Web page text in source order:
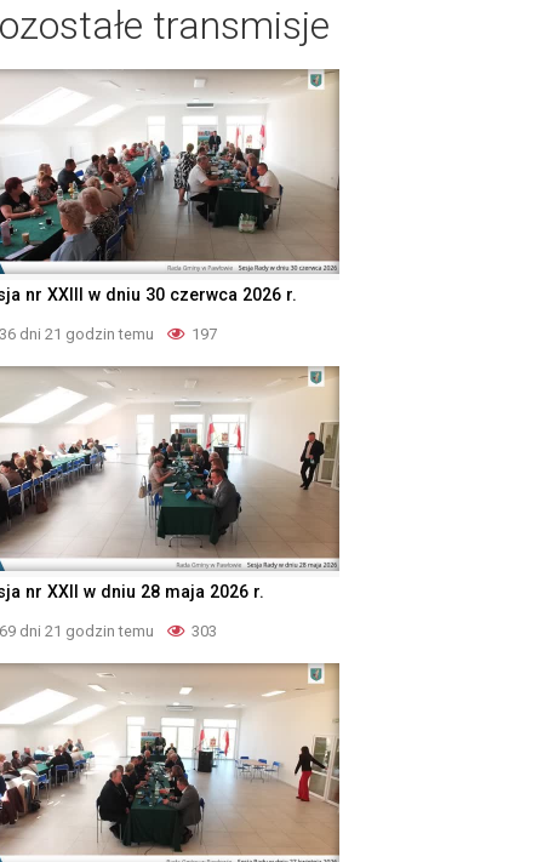
transmisje
nr XXIII w dniu 30 czerwca 2026 r.
36 dni 21 godzin temu 197
nr XXII w dniu 28 maja 2026 r.
69 dni 21 godzin temu 303